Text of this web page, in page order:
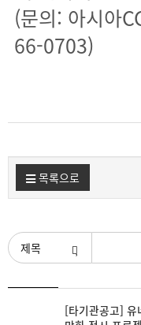
(문의: 아시아
66-0703)
목록으로
검색조건
[타기관공고] 유